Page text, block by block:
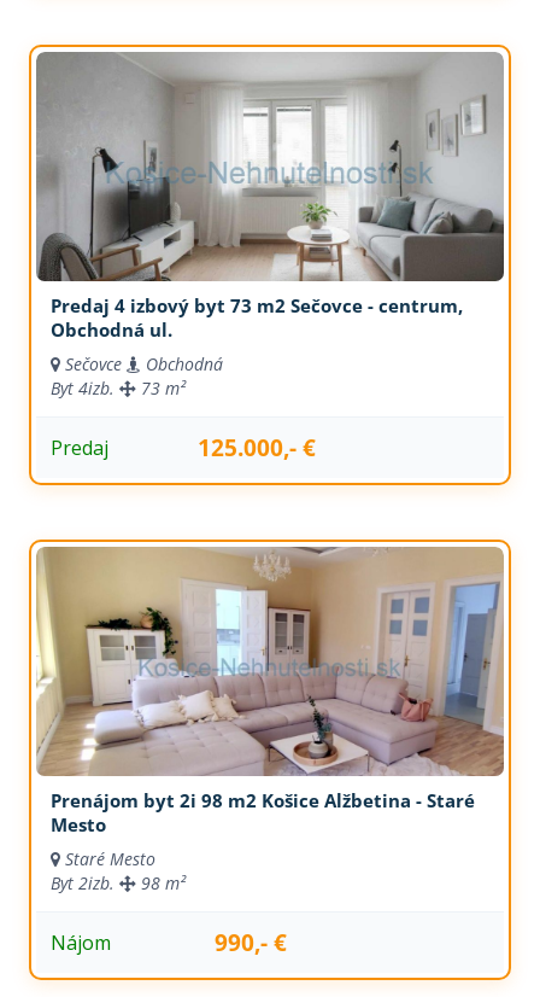
Predaj 4 izbový byt 73 m2 Sečovce - centrum,
Obchodná ul.
Sečovce
Obchodná
Byt 4izb. 73 m²
Predaj 125.000,- €
Prenájom byt 2i 98 m2 Košice Alžbetina - Staré
Mesto
Staré Mesto
Byt 2izb. 98 m²
Nájom 990,- €